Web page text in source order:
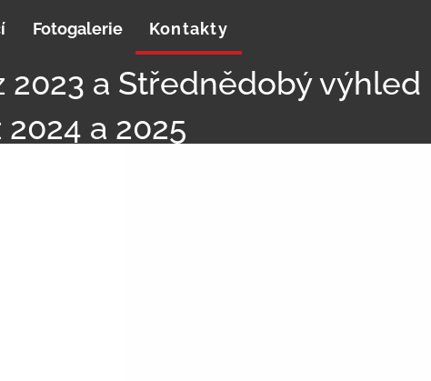
Fotogalerie Kontakty
a Střednědobý výhled
a 2025